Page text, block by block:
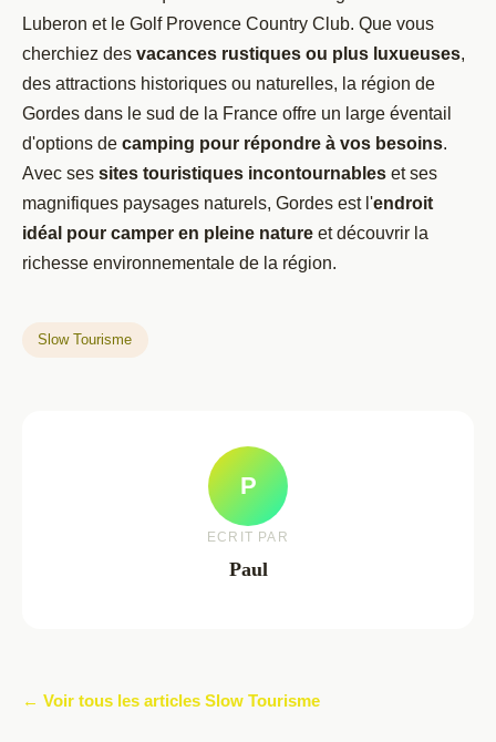
Luberon et le Golf Provence Country Club. Que vous
cherchiez des vacances rustiques ou plus luxueuses,
des attractions historiques ou naturelles, la région de
Gordes dans le sud de la France offre un large éventail
d'options de camping pour répondre à vos besoins.
Avec ses sites touristiques incontournables et ses
magnifiques paysages naturels, Gordes est l'endroit
idéal pour camper en pleine nature et découvrir la
richesse environnementale de la région.
Slow Tourisme
P
ECRIT PAR
Paul
← Voir tous les articles Slow Tourisme